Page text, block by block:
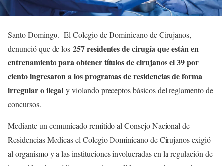
Santo Domingo. -El Colegio de Dominicano de Cirujanos,
denunció que de los 257 residentes de cirugía que están en
entrenamiento para obtener títulos de cirujanos el 39 por
ciento ingresaron a los programas de residencias de forma
irregular o ilegal y violando preceptos básicos del reglamento de
concursos.
Mediante un comunicado remitido al Consejo Nacional de
Residencias Medicas el Colegio Dominicano de Cirujanos exigió
al organismo y a las instituciones involucradas en la regulación de